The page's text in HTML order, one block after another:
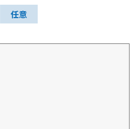
任意